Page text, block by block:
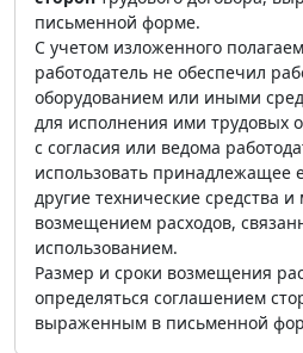
письменной форме.
С учетом изложенного
работодатель не обеспечил
оборудованием или иными
для исполнения ими трудовых
с согласия или ведома
использовать принадлежащее
другие технические средства
возмещением расходов,
использованием.
Размер и сроки возмещения
определяться соглашением
выраженным в письменной